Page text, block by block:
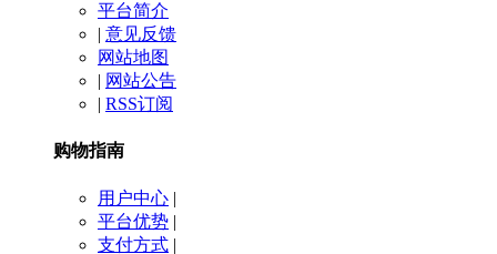
平台简介
| 意见反馈
网站地图
| 网站公告
| RSS订阅
购物指南
用户中心 |
平台优势 |
支付方式 |